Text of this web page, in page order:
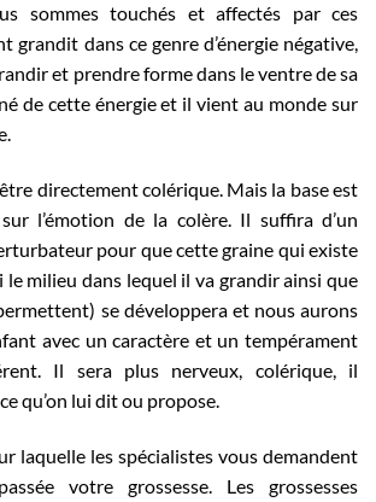
sommes touchés et affectés par ces
grandit dans ce genre d’énergie négative,
et prendre forme dans le ventre de sa
de cette énergie et il vient au monde sur
directement colérique. Mais la base est
l’émotion de la colère. Il suffira d’un
pour que cette graine qui existe
le milieu dans lequel il va grandir ainsi que
se développera et nous aurons
avec un caractère et un tempérament
Il sera plus nerveux, colérique, il
qu’on lui dit ou propose.
laquelle les spécialistes vous demandent
votre grossesse. Les grossesses